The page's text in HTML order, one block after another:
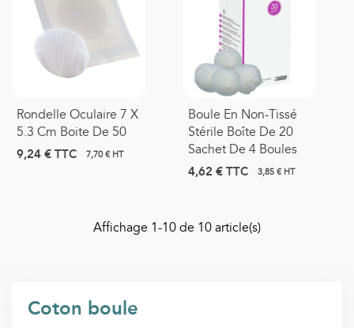
Coton boule
Rondelle Oculaire 7 X
5.3 Cm Boite De 50
9,24 €TTC 7,70 € HT
Boule En Non-Tissé
Stérile Boîte De 20
Sachet De 4 Boules
4,62 €TTC 3,85 € HT
Affichage 1-10 de 10 article(s)